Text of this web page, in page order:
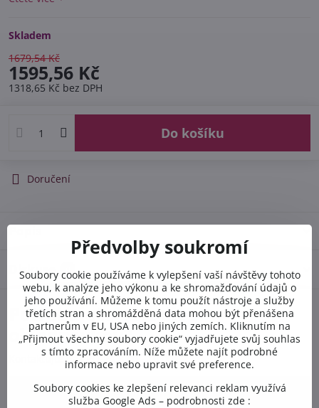
Skladem
1679,54 Kč
1595,56 Kč
1318,65 Kč bez DPH
Do košíku
Doručení
Popis
Diskuse
Potřebujete poradit s
objednávkou?
Kontaktujte nás PO-PÁ 8:00 - 16:00:
+420 412 528 367
Předvolby soukromí
Soubory cookie používáme k vylepšení vaší návštěvy tohoto
webu, k analýze jeho výkonu a ke shromažďování údajů o
jeho používání. Můžeme k tomu použít nástroje a služby
třetích stran a shromážděná data mohou být přenášena
partnerům v EU, USA nebo jiných zemích. Kliknutím na
„Přijmout všechny soubory cookie“ vyjadřujete svůj souhlas
s tímto zpracováním. Níže můžete najít podrobné
informace nebo upravit své preference.
Soubory cookies ke zlepšení relevanci reklam využívá
služba Google Ads – podrobnosti zde :